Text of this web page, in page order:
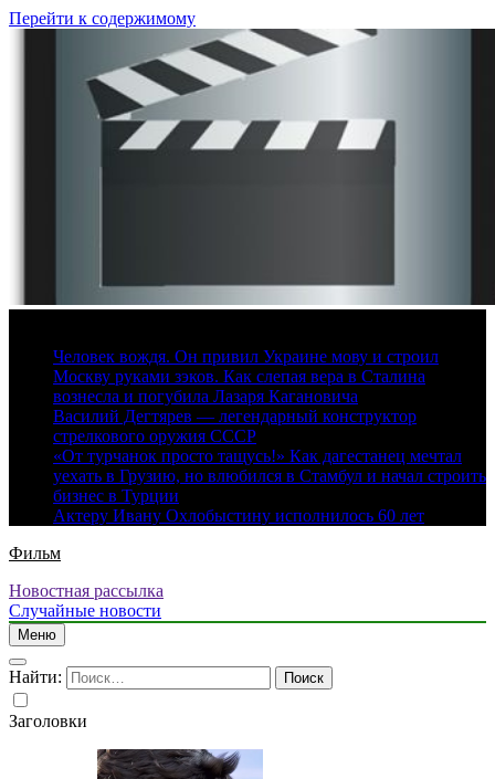
Перейти к содержимому
Человек вождя. Он привил Украине мову и строил
Москву руками зэков. Как слепая вера в Сталина
вознесла и погубила Лазаря Кагановича
Василий Дегтярев — легендарный конструктор
стрелкового оружия СССР
«От турчанок просто тащусь!» Как дагестанец мечтал
уехать в Грузию, но влюбился в Стамбул и начал строить
бизнес в Турции
Актеру Ивану Охлобыстину исполнилось 60 лет
Фильм
Новостная рассылка
Случайные новости
Меню
Найти:
Заголовки